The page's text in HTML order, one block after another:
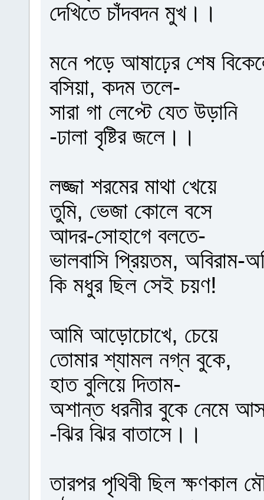
দেখিতে চাঁদবদন মুখ।।
মনে পড়ে আষাঢ়ের শেষ
বসিয়া, কদম তলে-
সারা গা লেপ্টে যেত উড়ানি
-ঢালা বৃষ্টির জলে।।
লজ্জা শরমের মাথা খেয়ে
তুমি, ভেজা কোলে বসে
আদর-সোহাগে বলতে-
ভালবাসি প্রিয়তম, অবিরাম-
কি মধুর ছিল সেই চয়ণ!
আমি আড়োচোখে, চেয়ে
তোমার শ্যামল নগ্ন বুকে,
হাত বুলিয়ে দিতাম-
অশান্ত ধরনীর বুকে নেমে
-ঝির ঝির বাতাসে।।
তারপর পৃথিবী ছিল ক্ষণকাল